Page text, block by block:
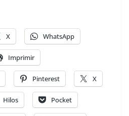
X WhatsApp
Imprimir
Pinterest X
Hilos Pocket